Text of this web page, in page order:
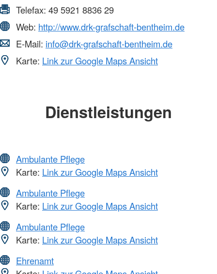
Telefax: 49 5921 8836 29
Web: http://www.drk-grafschaft-bentheim.de
E-Mail: info@drk-grafschaft-bentheim.de
Karte: Link zur Google Maps Ansicht
Dienstleistungen
Ambulante Pflege
Karte: Link zur Google Maps Ansicht
Ambulante Pflege
Karte: Link zur Google Maps Ansicht
Ambulante Pflege
Karte: Link zur Google Maps Ansicht
Ehrenamt